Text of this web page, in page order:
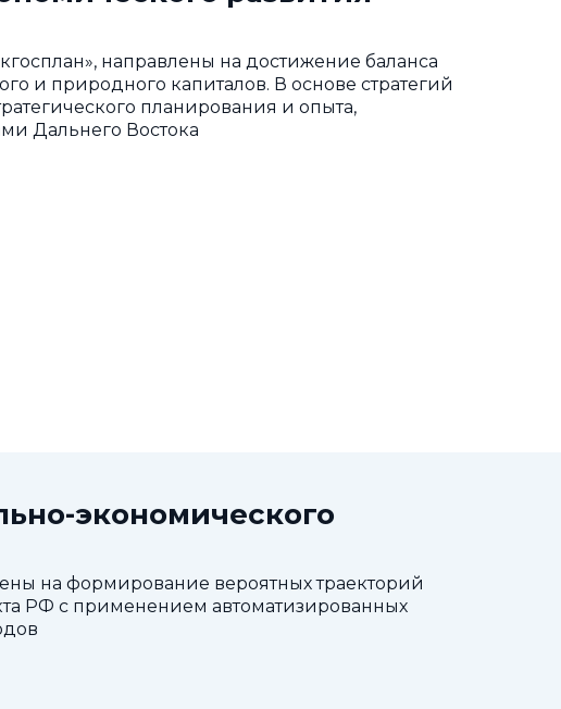
направлены на достижение баланса
и природного капиталов. В основе стратегий
планирования и опыта,
Дальнего Востока
экономического
на формирование вероятных траекторий
РФ с применением автоматизированных